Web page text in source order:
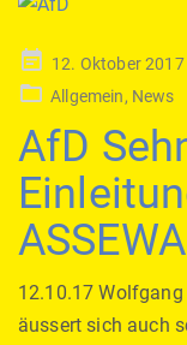
Posted
on
12. Oktober 2017
Allgemein, News
AfD
12.10.17 Wolfgang
äussert sich auch